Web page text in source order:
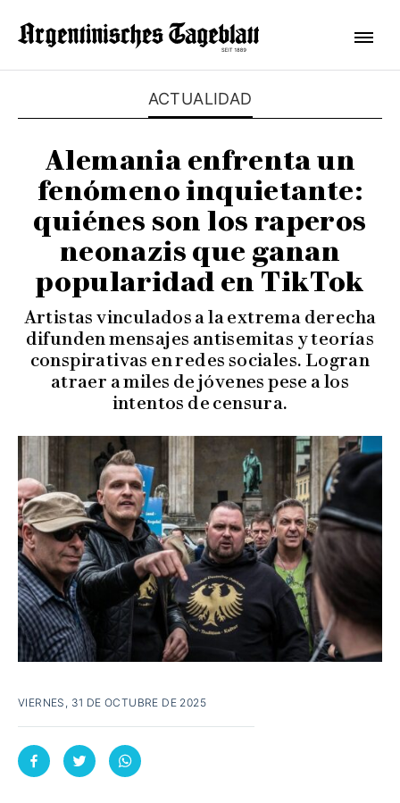
ACTUALIDAD
Alemania enfrenta un
fenómeno inquietante:
quiénes son los raperos
neonazis que ganan
popularidad en TikTok
Artistas vinculados a la extrema derecha
difunden mensajes antisemitas y teorías
conspirativas en redes sociales. Logran
atraer a miles de jóvenes pese a los
intentos de censura.
VIERNES, 31 DE OCTUBRE DE 2025